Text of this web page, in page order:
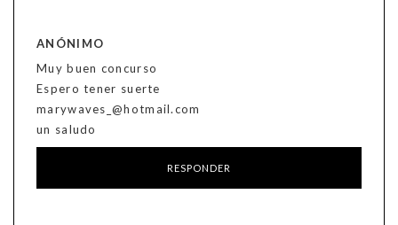
ANÓNIMO
Muy buen concurso
Espero tener suerte
marywaves_@hotmail.com
un saludo
RESPONDER